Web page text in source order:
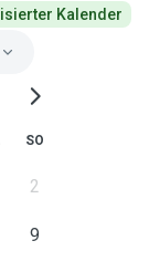
Kalender
SO
2
9